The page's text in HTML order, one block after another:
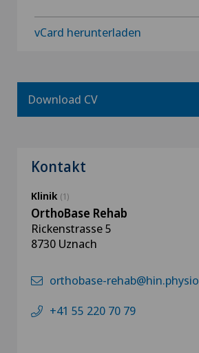
vCard herunterladen
Download CV
Kontakt
Klinik (1)
OrthoBase Rehab
Rickenstrasse 5
8730 Uznach
orthobase-rehab@hin.physio
+41 55 220 70 79